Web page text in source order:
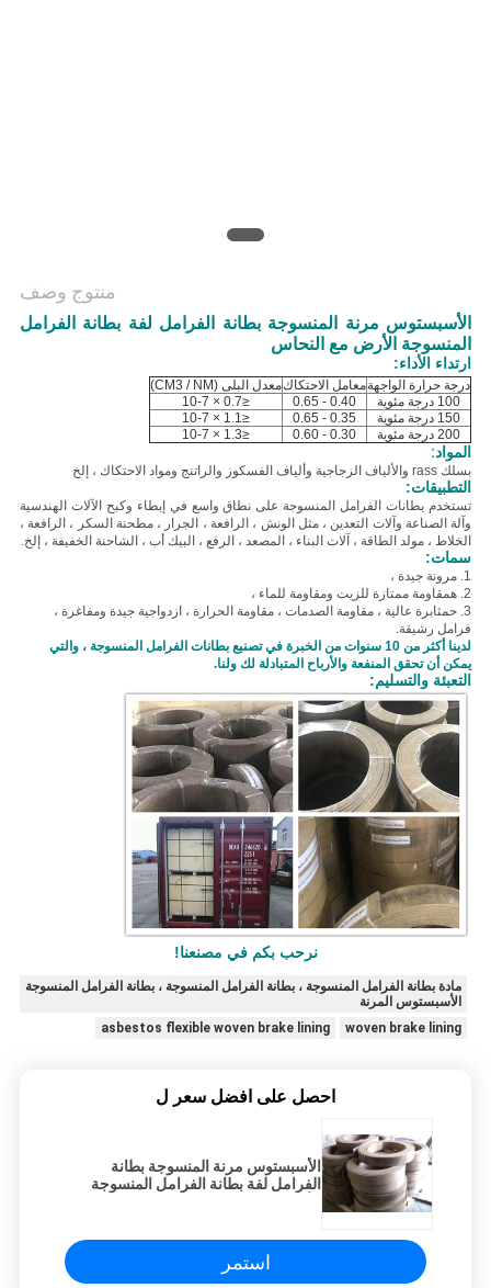
منتوج وصف
الأسبستوس مرنة المنسوجة بطانة الفرامل لفة بطانة الفرامل
المنسوجة الأرض مع النحاس
ارتداء الأداء:
درجة حرارة الواجهةمعامل الاحتكاكمعدل البلى (CM3 / NM)
100 درجة مئوية
0.40 - 0.65
≤0.7 × 10-7
150 درجة مئوية
0.35 - 0.65
≤1.1 × 10-7
200 درجة مئوية
0.30 - 0.60
≤1.3 × 10-7
المواد:
بسلك rass والألياف الزجاجية وألياف الفسكوز والراتنج ومواد الاحتكاك ، إلخ
التطبيقات:
تستخدم بطانات الفرامل المنسوجة على نطاق واسع في إبطاء وكبح الآلات الهندسية
وآلة الصناعة وآلات التعدين ، مثل الونش ، الرافعة ، الجرار ، مطحنة السكر ، الرافعة ،
الخلاط ، مولد الطاقة ، آلات البناء ، المصعد ، الرفع ، البيك أب ، الشاحنة الخفيفة ، إلخ.
سمات:
1. مرونة جيدة ،
2. ه
مقاومة ممتازة للزيت ومقاومة للماء ،
3. ح
مثابرة عالية ، مقاومة الصدمات ، مقاومة الحرارة ، ازدواجية جيدة ومفاغرة ،
فرامل رشيقة.
لدينا أكثر من 10 سنوات من الخبرة في تصنيع بطانات الفرامل المنسوجة ، والتي
يمكن أن تحقق المنفعة والأرباح المتبادلة لك ولنا.
التعبئة والتسليم:
نرحب بكم في مصنعنا!
مادة بطانة الفرامل المنسوجة ، بطانة الفرامل المنسوجة ، بطانة الفرامل المنسوجة
الأسبستوس المرنة
woven brake lining
asbestos flexible woven brake lining
احصل على افضل سعر ل
الأسبستوس مرنة المنسوجة بطانة
الفرامل لفة بطانة الفرامل المنسوجة
استمر